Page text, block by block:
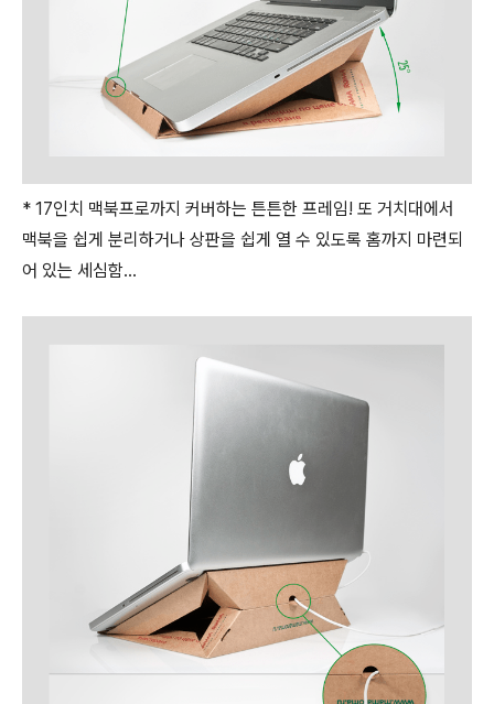
* 17인치 맥북프로까지 커버하는 튼튼한 프레임! 또 거치대에서
맥북을 쉽게 분리하거나 상판을 쉽게 열 수 있도록 홈까지 마련되
어 있는 세심함…